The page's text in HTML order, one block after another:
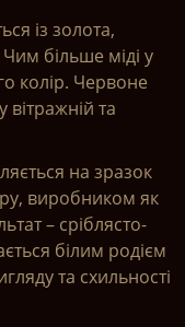
із золота,
більше міді у
колір. Червоне
вітражній та
на зразок
виробником як
– сріблясто-
білим родієм
та схильності